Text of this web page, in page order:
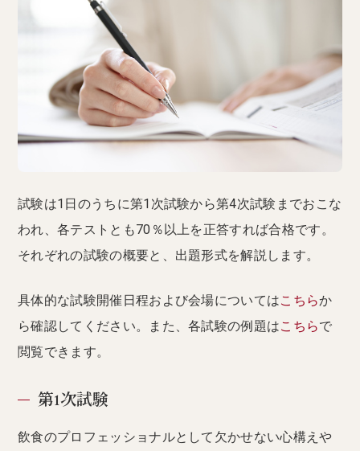
試験は1日のうちに第1次試験から第4次試験までおこな
われ、各テストとも70％以上を正答すれば合格です。
それぞれの試験の概要と、出題形式を解説します。
具体的な試験開催日程および会場についてはこちらか
ら確認してください。また、各試験の例題はこちらで
閲覧できます。
第1次試験
飲食のプロフェッショナルとして欠かせない心構えや